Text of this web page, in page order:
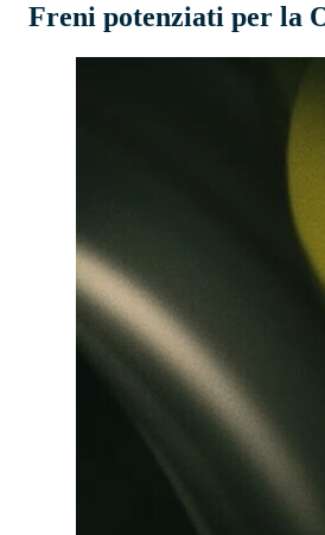
Freni potenziati per la